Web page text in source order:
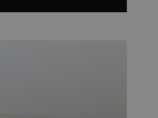
it with our Vega
cleaner.